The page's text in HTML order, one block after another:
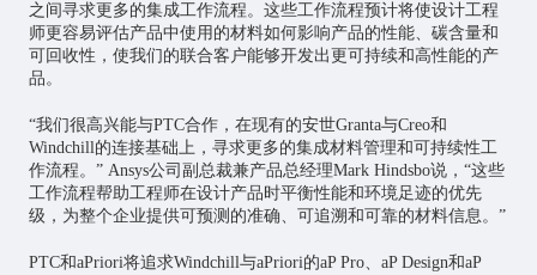
之间寻求更多的集成工作流程。这些工作流程预计将使设计工程
师更容易评估产品中使用的材料如何影响产品的性能、碳含量和
可回收性，使我们的联合客户能够开发出更可持续和高性能的产
品。
“我们很高兴能与PTC合作，在现有的安世Granta与Creo和
Windchill的连接基础上，寻求更多的集成材料管理和可持续性工
作流程。” Ansys公司副总裁兼产品总经理Mark Hindsbo说，“这些
工作流程帮助工程师在设计产品时平衡性能和环境足迹的优先
级，为整个企业提供可预测的准确、可追溯和可靠的材料信息。”
PTC和aPriori将追求Windchill与aPriori的aP Pro、aP Design和aP